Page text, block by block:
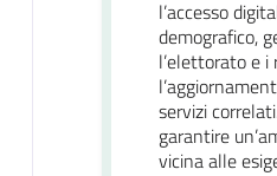
l’accesso
demografico,
l’elettorato e i
servizi
garantire
vicina alle